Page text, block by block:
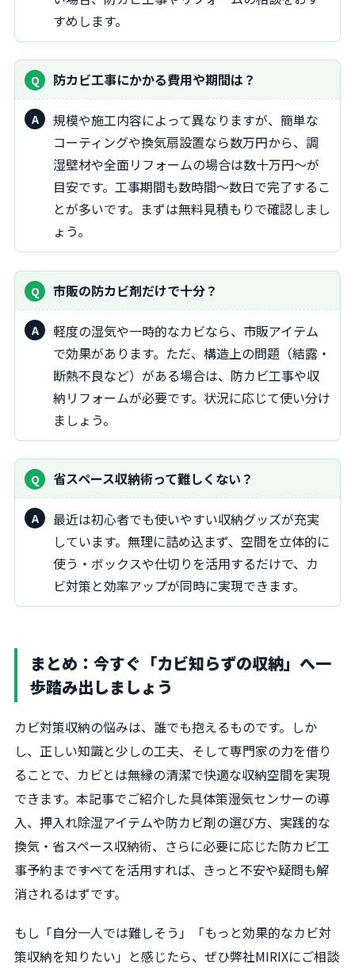
すめします。
防カビ工事にかかる費用や期間は？
規模や施工内容によって異なりますが、簡単な
コーティングや換気扇設置なら数万円から、調
湿壁材や全面リフォームの場合は数十万円～が
目安です。工事期間も数時間～数日で完了するこ
とが多いです。まずは無料見積もりで確認しまし
ょう。
市販の防カビ剤だけで十分？
軽度の湿気や一時的なカビなら、市販アイテム
で効果があります。ただ、構造上の問題（結露・
断熱不良など）がある場合は、防カビ工事や収
納リフォームが必要です。状況に応じて使い分け
ましょう。
省スペース収納術って難しくない？
最近は初心者でも使いやすい収納グッズが充実
しています。無理に詰め込まず、空間を立体的に
使う・ボックスや仕切りを活用するだけで、カ
ビ対策と効率アップが同時に実現できます。
まとめ：今すぐ「カビ知らずの収納」へ一
歩踏み出しましょう
カビ対策収納の悩みは、誰でも抱えるものです。しか
し、正しい知識と少しの工夫、そして専門家の力を借り
ることで、カビとは無縁の清潔で快適な収納空間を実現
できます。本記事でご紹介した具体策――湿気センサーの導
入、押入れ除湿アイテムや防カビ剤の選び方、実践的な
換気・省スペース収納術、さらに必要に応じた防カビ工
事予約まで――すべてを活用すれば、きっと不安や疑問も解
消されるはずです。
もし「自分一人では難しそう」「もっと効果的なカビ対
策収納を知りたい」と感じたら、ぜひ弊社MIRIXにご相談